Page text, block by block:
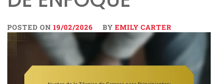
POSTED ON 19/02/2026 BY EMILY CARTER